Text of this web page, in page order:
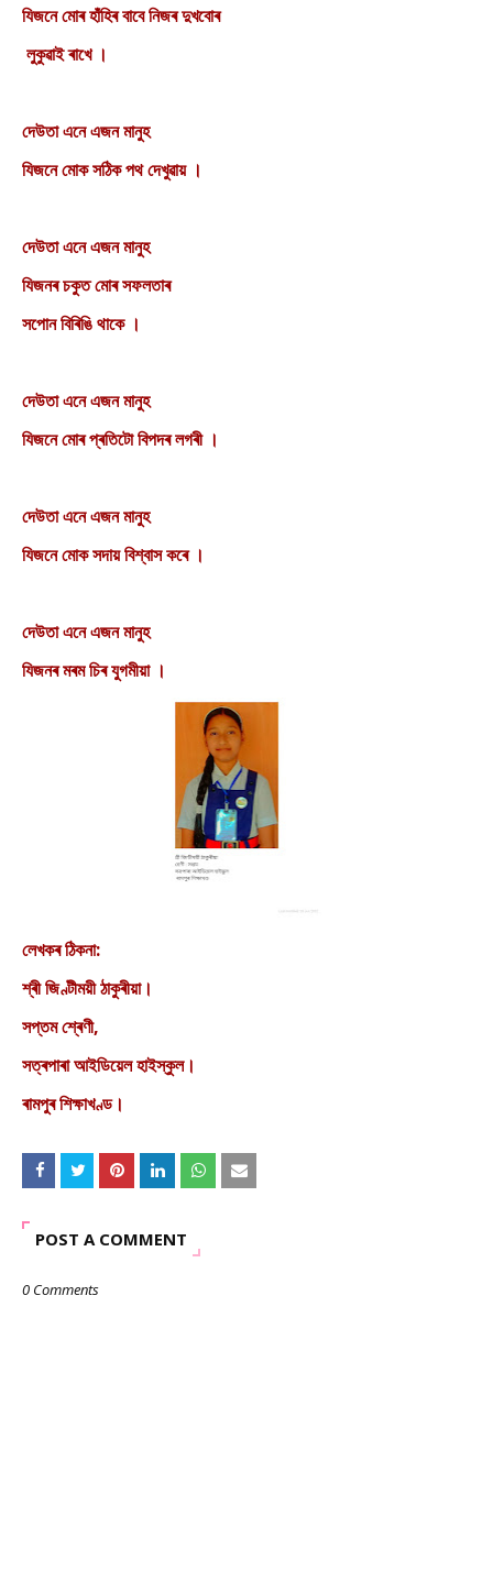
যিজনে মোৰ হাঁহিৰ বাবে নিজৰ দুখবোৰ
লুকুৱাই ৰাখে ।
দেউতা এনে এজন মানুহ
যিজনে মোক সঠিক পথ দেখুৱায় ।
দেউতা এনে এজন মানুহ
যিজনৰ চকুত মোৰ সফলতাৰ
সপোন বিৰিঙি থাকে ।
দেউতা এনে এজন মানুহ
যিজনে মোৰ প্ৰতিটো বিপদৰ লগৰী ।
দেউতা এনে এজন মানুহ
যিজনে মোক সদায় বিশ্বাস কৰে ।
দেউতা এনে এজন মানুহ
যিজনৰ মৰম চিৰ যুগমীয়া ।
লেখকৰ ঠিকনা:
শ্ৰী জিণ্টীময়ী ঠাকুৰীয়া।
সপ্তম শ্ৰেণী,
সত্ৰপাৰা আইডিয়েল হাইস্কুল।
ৰামপুৰ শিক্ষাখণ্ড।
POST A COMMENT
0 Comments